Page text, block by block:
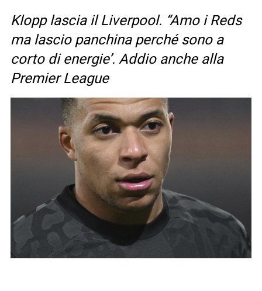
Klopp lascia il Liverpool. “Amo i Reds
ma lascio panchina perché sono a
corto di energie’. Addio anche alla
Premier League